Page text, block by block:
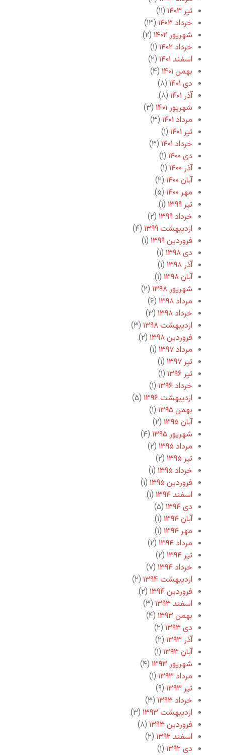
تیر ۱۴۰۳
(۱۱)
خرداد ۱۴۰۳
(۱۳)
شهریور ۱۴۰۲
(۲)
خرداد ۱۴۰۲
(۱)
اسفند ۱۴۰۱
(۲)
بهمن ۱۴۰۱
(۴)
دی ۱۴۰۱
(۸)
آذر ۱۴۰۱
(۸)
شهریور ۱۴۰۱
(۳)
مرداد ۱۴۰۱
(۳)
تیر ۱۴۰۱
(۱)
خرداد ۱۴۰۱
(۳)
دی ۱۴۰۰
(۱)
آذر ۱۴۰۰
(۱)
آبان ۱۴۰۰
(۲)
مهر ۱۴۰۰
(۵)
تیر ۱۳۹۹
(۱)
خرداد ۱۳۹۹
(۲)
اردیبهشت ۱۳۹۹
(۴)
فروردین ۱۳۹۹
(۱)
دی ۱۳۹۸
(۱)
آذر ۱۳۹۸
(۱)
آبان ۱۳۹۸
(۱)
شهریور ۱۳۹۸
(۲)
مرداد ۱۳۹۸
(۶)
خرداد ۱۳۹۸
(۳)
اردیبهشت ۱۳۹۸
(۳)
فروردین ۱۳۹۸
(۲)
مرداد ۱۳۹۷
(۱)
تیر ۱۳۹۷
(۱)
تیر ۱۳۹۶
(۱)
خرداد ۱۳۹۶
(۱)
اردیبهشت ۱۳۹۶
(۵)
بهمن ۱۳۹۵
(۱)
آبان ۱۳۹۵
(۲)
شهریور ۱۳۹۵
(۴)
مرداد ۱۳۹۵
(۲)
تیر ۱۳۹۵
(۲)
خرداد ۱۳۹۵
(۱)
فروردین ۱۳۹۵
(۱)
اسفند ۱۳۹۴
(۱)
دی ۱۳۹۴
(۵)
آبان ۱۳۹۴
(۱)
مهر ۱۳۹۴
(۱)
مرداد ۱۳۹۴
(۲)
تیر ۱۳۹۴
(۲)
خرداد ۱۳۹۴
(۷)
اردیبهشت ۱۳۹۴
(۲)
فروردین ۱۳۹۴
(۲)
اسفند ۱۳۹۳
(۳)
بهمن ۱۳۹۳
(۴)
دی ۱۳۹۳
(۲)
آذر ۱۳۹۳
(۲)
آبان ۱۳۹۳
(۱)
شهریور ۱۳۹۳
(۴)
مرداد ۱۳۹۳
(۱)
تیر ۱۳۹۳
(۹)
خرداد ۱۳۹۳
(۳)
اردیبهشت ۱۳۹۳
(۳)
فروردین ۱۳۹۳
(۸)
اسفند ۱۳۹۲
(۲)
دی ۱۳۹۲
(۱)